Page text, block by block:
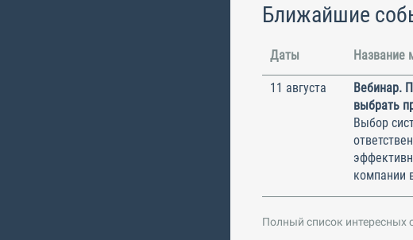
Ближайшие
Даты Название
11 августа
Вебинар.
выбрать
Выбор
компании
Полный список интересных